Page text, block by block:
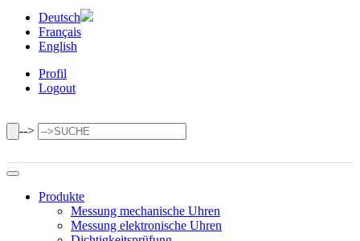
Deutsch
Français
English
Profil
Logout
-->
Produkte
Messung mechanische Uhren
Messung elektronische Uhren